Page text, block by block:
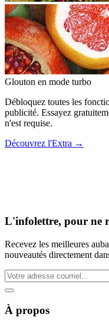
Glouton en mode turbo
Débloquez toutes les
publicité. Essayez
n'est requise.
Découvrez l'Extra →
L'infolettre, pour ne
Recevez les meilleures
nouveautés directement
À propos